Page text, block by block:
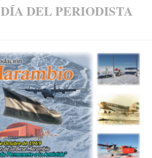
DÍA DEL PERIODISTA